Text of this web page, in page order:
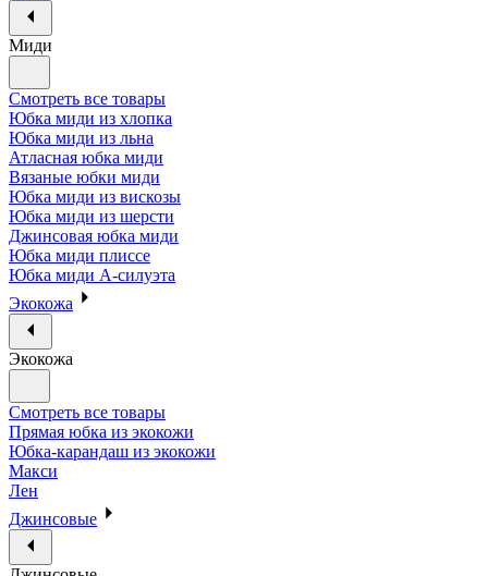
Миди
Смотреть все товары
Юбка миди из хлопка
Юбка миди из льна
Атласная юбка миди
Вязаные юбки миди
Юбка миди из вискозы
Юбка миди из шерсти
Джинсовая юбка миди
Юбка миди плиссе
Юбка миди А-силуэта
Экокожа
Экокожа
Смотреть все товары
Прямая юбка из экокожи
Юбка-карандаш из экокожи
Макси
Лен
Джинсовые